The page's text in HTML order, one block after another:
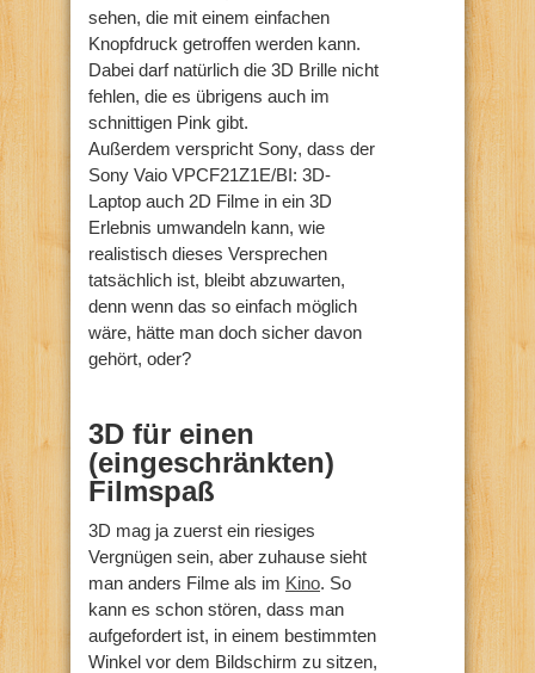
sehen, die mit einem einfachen
Knopfdruck getroffen werden kann.
Dabei darf natürlich die 3D Brille nicht
fehlen, die es übrigens auch im
schnittigen Pink gibt.
Außerdem verspricht Sony, dass der
Sony Vaio VPCF21Z1E/BI: 3D-
Laptop auch 2D Filme in ein 3D
Erlebnis umwandeln kann, wie
realistisch dieses Versprechen
tatsächlich ist, bleibt abzuwarten,
denn wenn das so einfach möglich
wäre, hätte man doch sicher davon
gehört, oder?
3D für einen
(eingeschränkten)
Filmspaß
3D mag ja zuerst ein riesiges
Vergnügen sein, aber zuhause sieht
man anders Filme als im Kino. So
kann es schon stören, dass man
aufgefordert ist, in einem bestimmten
Winkel vor dem Bildschirm zu sitzen,